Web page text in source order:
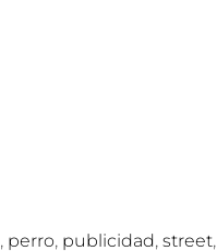
, perro, publicidad, street,